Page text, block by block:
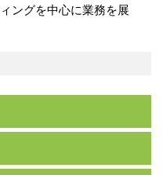
ングを中心に業務を展